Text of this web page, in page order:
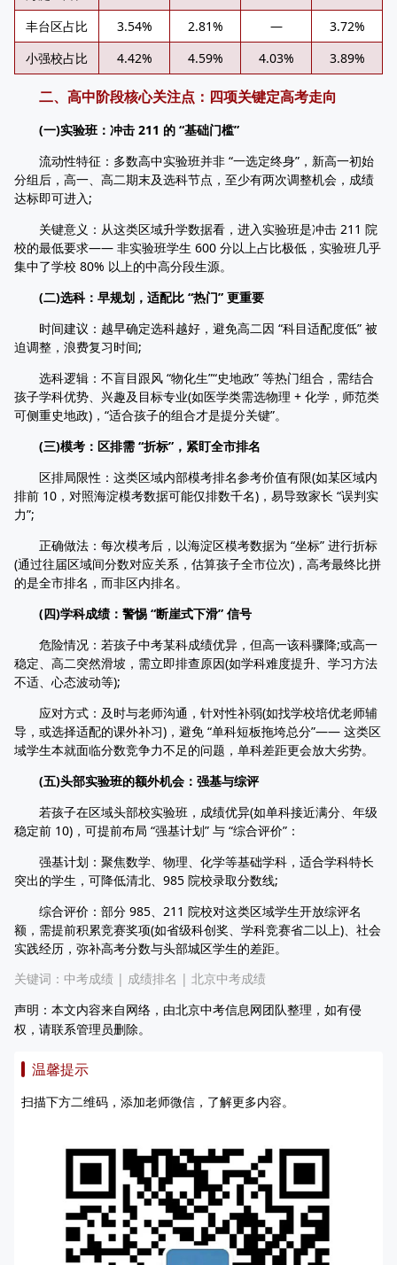
丰台区占比
3.54% 2.81% —
3.72%
小强校占比
4.42% 4.59% 4.03% 3.89%
二、高中阶段核心关注点：四项关键定高考走向
(一)实验班：冲击 211 的 “基础门槛”
流动性特征：多数高中实验班并非 “一选定终身”，新高一初始
分组后，高一、高二期末及选科节点，至少有两次调整机会，成绩
达标即可进入;
关键意义：从这类区域升学数据看，进入实验班是冲击 211 院
校的最低要求—— 非实验班学生 600 分以上占比极低，实验班几乎
集中了学校 80% 以上的中高分段生源。
(二)选科：早规划，适配比 “热门” 更重要
时间建议：越早确定选科越好，避免高二因 “科目适配度低” 被
迫调整，浪费复习时间;
选科逻辑：不盲目跟风 “物化生”“史地政” 等热门组合，需结合
孩子学科优势、兴趣及目标专业(如医学类需选物理 + 化学，师范类
可侧重史地政)，“适合孩子的组合才是提分关键”。
(三)模考：区排需 “折标”，紧盯全市排名
区排局限性：这类区域内部模考排名参考价值有限(如某区域内
排前 10，对照海淀模考数据可能仅排数千名)，易导致家长 “误判实
力”;
正确做法：每次模考后，以海淀区模考数据为 “坐标” 进行折标
(通过往届区域间分数对应关系，估算孩子全市位次)，高考最终比拼
的是全市排名，而非区内排名。
(四)学科成绩：警惕 “断崖式下滑” 信号
危险情况：若孩子中考某科成绩优异，但高一该科骤降;或高一
稳定、高二突然滑坡，需立即排查原因(如学科难度提升、学习方法
不适、心态波动等);
应对方式：及时与老师沟通，针对性补弱(如找学校培优老师辅
导，或选择适配的课外补习)，避免 “单科短板拖垮总分”—— 这类区
域学生本就面临分数竞争力不足的问题，单科差距更会放大劣势。
(五)头部实验班的额外机会：强基与综评
若孩子在区域头部校实验班，成绩优异(如单科接近满分、年级
稳定前 10)，可提前布局 “强基计划” 与 “综合评价”：
强基计划：聚焦数学、物理、化学等基础学科，适合学科特长
突出的学生，可降低清北、985 院校录取分数线;
综合评价：部分 985、211 院校对这类区域学生开放综评名
额，需提前积累竞赛奖项(如省级科创奖、学科竞赛省二以上)、社会
实践经历，弥补高考分数与头部城区学生的差距。
关键词： 中考成绩 | 成绩排名 | 北京中考成绩
声明：本文内容来自网络，由北京中考信息网团队整理，如有侵
权，请联系管理员删除。
温馨提示
扫描下方二维码，添加老师微信，了解更多内容。